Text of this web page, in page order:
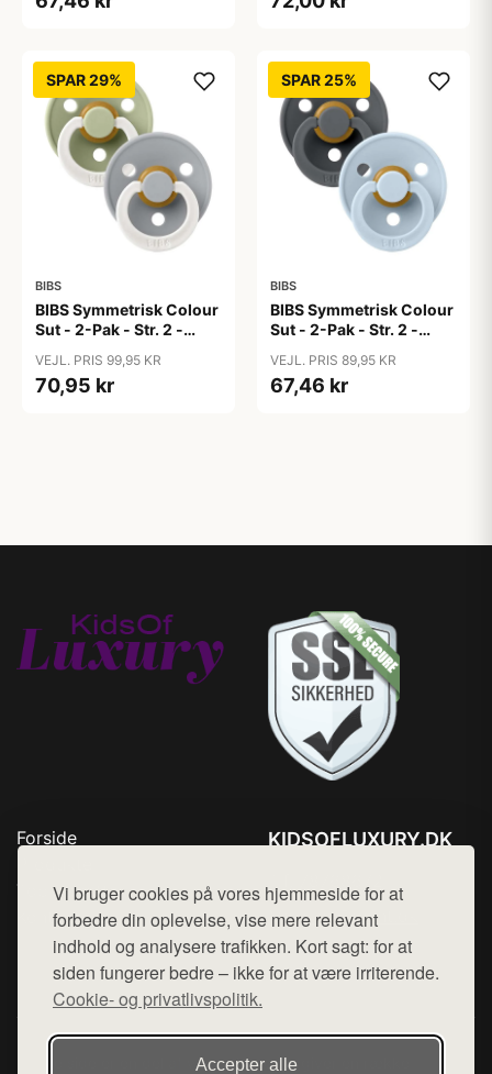
Vi bruger cookies på vores hjemmeside for at
forbedre din oplevelse, vise mere relevant
indhold og analysere trafikken. Kort sagt: for at
siden fungerer bedre – ikke for at være irriterende.
Cookie- og privatlivspolitik.
Accepter alle
SPAR 29%
BIBS
BIBS Symmetrisk Colour
Sut - 2-Pak - Str. 2 -
Sage/Cloud
VEJL. PRIS 99,95 KR
70,95 kr
SPAR 25%
BIBS
BIBS Symmetrisk Colour
Sut - 2-Pak - Str. 2 -
Blue
VEJL. PRIS 89,95 KR
67,46 kr
Forside
Top Rabatter
Kontakt
KIDSOFLUXURY.DK
Mail: hej@want.dk
Cookie- og privatlivspolitik
Denne side er en del af want.dk, der udgiver en række